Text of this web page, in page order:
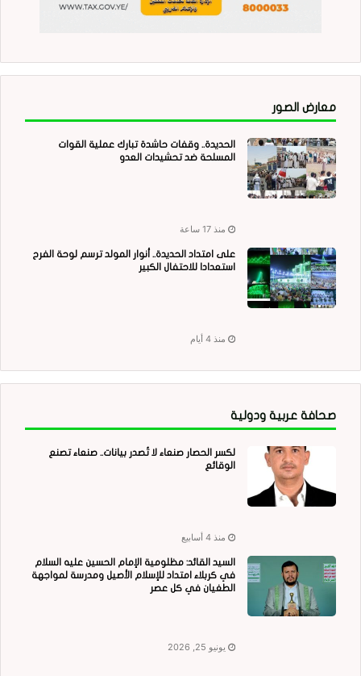
معارض الصور
الحديدة.. وقفات حاشدة تبارك عملية القوات
المسلحة ضد تحشيدات العدو
منذ 17 ساعة
على امتداد الحديدة.. أنوار المولد ترسم لوحة الفرح
استعدادا للاحتفال الكبير
منذ 4 أيام
صحافة عربية ودولية
لكسر الحصار صنعاء لا تُصدر بيانات.. صنعاء تصنع
الوقائع
منذ 4 أسابيع
السيد القائد: مظلومية الإمام الحسين عليه السلام
في كربلاء امتداد للإسلام الأصيل ومدرسة لمواجهة
الطغيان في كل عصر
يونيو 25, 2026